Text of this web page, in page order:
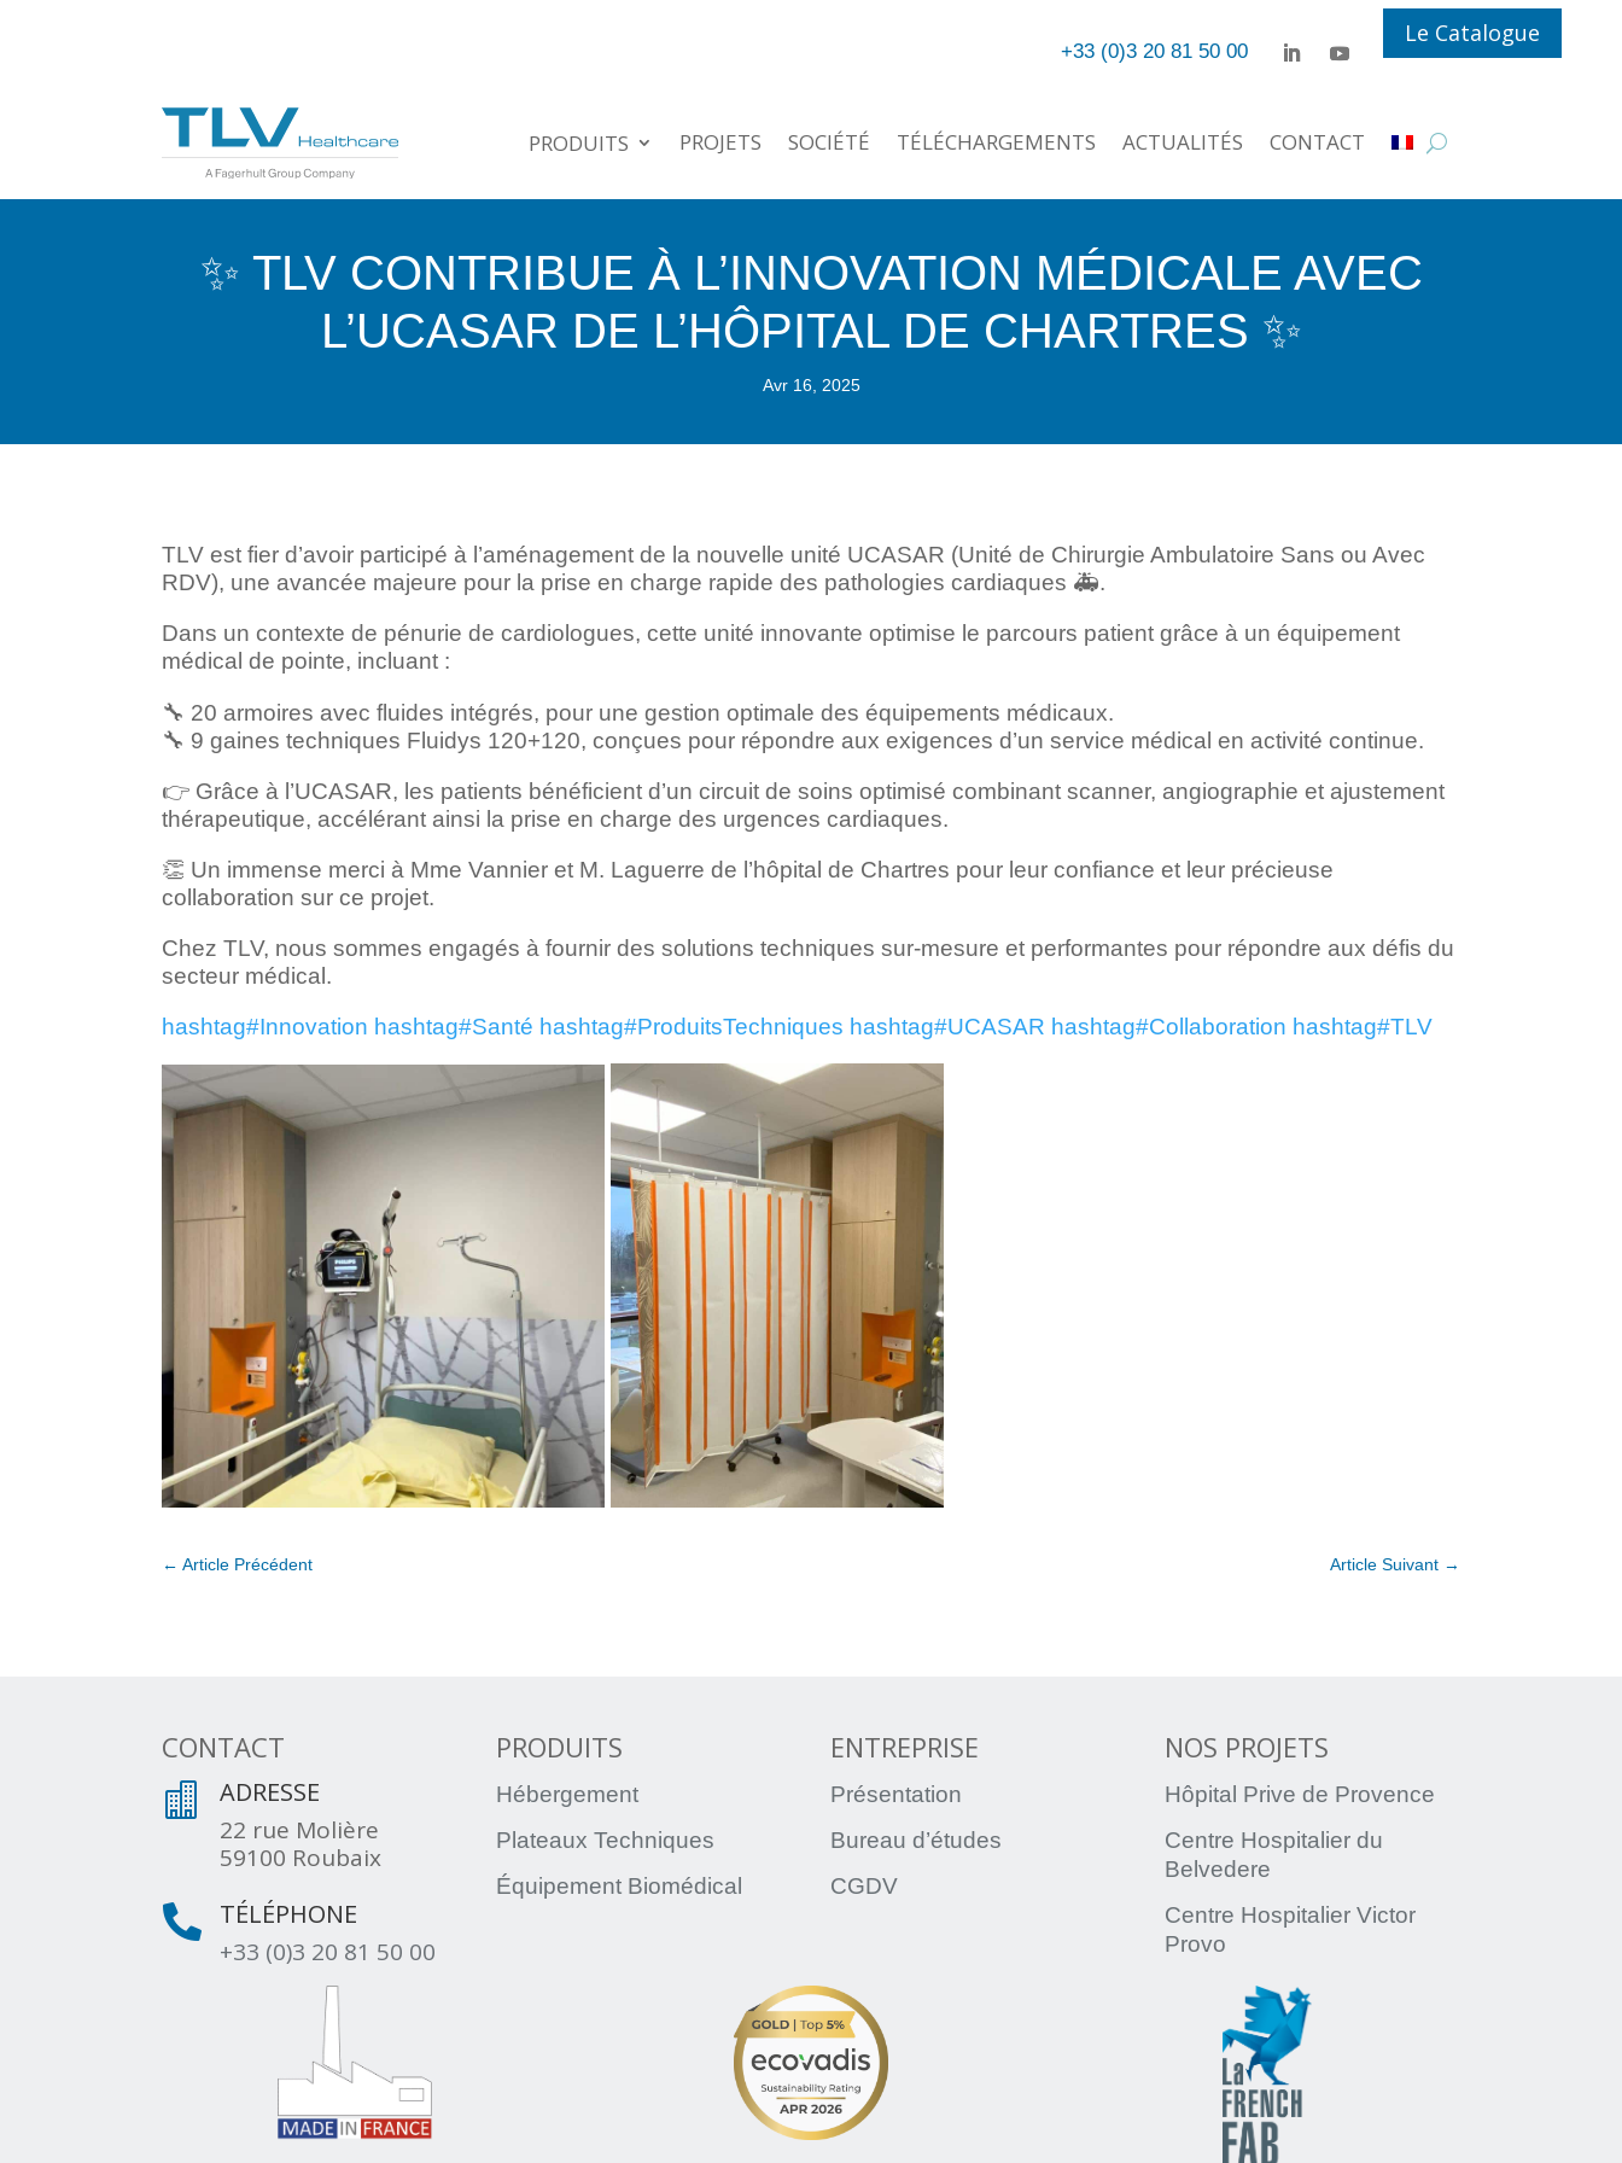
+33 (0)3 20 81 50 00
Le Catalogue
PRODUITS PROJETS SOCIÉTÉ TÉLÉCHARGEMENTS ACTUALITÉS CONTACT
✨ TLV CONTRIBUE À L’INNOVATION MÉDICALE AVEC
L’UCASAR DE L’HÔPITAL DE CHARTRES ✨
Avr 16, 2025
TLV est fier d’avoir participé à l’aménagement de la nouvelle unité UCASAR (Unité de Chirurgie Ambulatoire Sans ou Avec
RDV), une avancée majeure pour la prise en charge rapide des pathologies cardiaques 🚑.
Dans un contexte de pénurie de cardiologues, cette unité innovante optimise le parcours patient grâce à un équipement
médical de pointe, incluant :
🔧 20 armoires avec fluides intégrés, pour une gestion optimale des équipements médicaux.
🔧 9 gaines techniques Fluidys 120+120, conçues pour répondre aux exigences d’un service médical en activité continue.
👉 Grâce à l’UCASAR, les patients bénéficient d’un circuit de soins optimisé combinant scanner, angiographie et ajustement
thérapeutique, accélérant ainsi la prise en charge des urgences cardiaques.
👏 Un immense merci à Mme Vannier et M. Laguerre de l’hôpital de Chartres pour leur confiance et leur précieuse
collaboration sur ce projet.
Chez TLV, nous sommes engagés à fournir des solutions techniques sur-mesure et performantes pour répondre aux défis du
secteur médical.
hashtag#Innovation hashtag#Santé hashtag#ProduitsTechniques hashtag#UCASAR hashtag#Collaboration hashtag#TLV
←Article Précédent Article Suivant→
CONTACT
 ADRESSE
22 rue Molière
59100 Roubaix
 TÉLÉPHONE
+33 (0)3 20 81 50 00
PRODUITS
Hébergement
Plateaux Techniques
Équipement Biomédical
ENTREPRISE
Présentation
Bureau d’études
CGDV
NOS PROJETS
Hôpital Prive de Provence
Centre Hospitalier du
Belvedere
Centre Hospitalier Victor
Provo